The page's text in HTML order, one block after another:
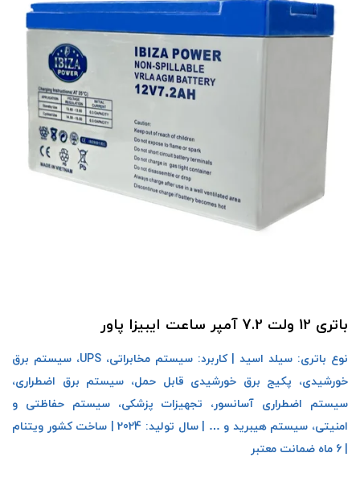
باتری 12 ولت 7.2 آمپر ساعت ایبیزا پاور
نوع باتری: سیلد اسید | کاربرد: سیستم مخابراتی، UPS، سیستم برق
خورشیدی، پکیج برق خورشیدی قابل حمل، سیستم برق اضطراری،
سیستم اضطراری آسانسور، تجهیزات پزشکی، سیستم حفاظتی و
امنیتی، سیستم هیبرید و … | سال تولید: 2024 | ساخت کشور ویتنام